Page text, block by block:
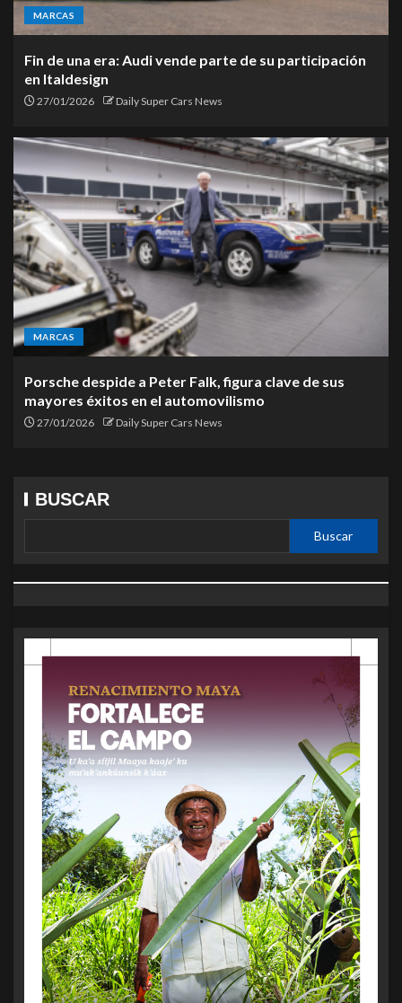
MARCAS
Fin de una era: Audi vende parte de su participación
en Italdesign
27/01/2026 Daily Super Cars News
MARCAS
Porsche despide a Peter Falk, figura clave de sus
mayores éxitos en el automovilismo
27/01/2026 Daily Super Cars News
BUSCAR
Buscar